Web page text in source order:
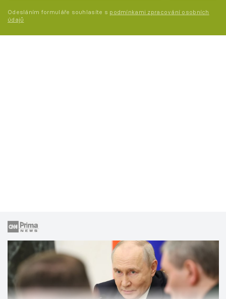
Odesláním formuláře souhlasíte s podmínkami zpracování osobních
údajů